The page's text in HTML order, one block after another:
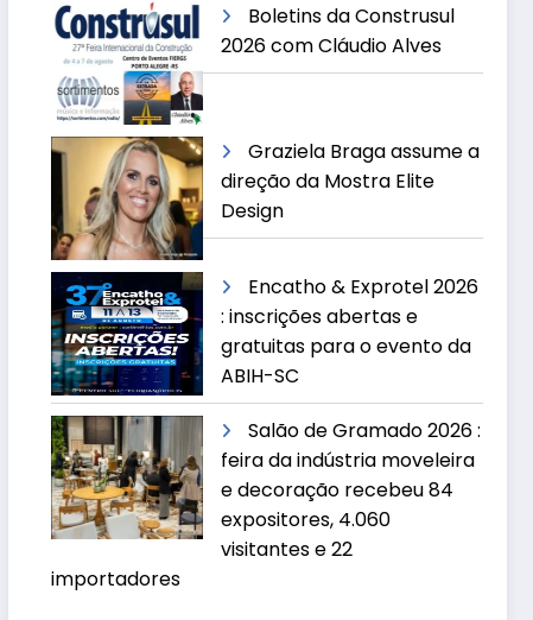
Boletins da Construsul
2026 com Cláudio Alves
Graziela Braga assume a
direção da Mostra Elite
Design
Encatho & Exprotel 2026
: inscrições abertas e
gratuitas para o evento da
ABIH-SC
Salão de Gramado 2026 :
feira da indústria moveleira
e decoração recebeu 84
expositores, 4.060
visitantes e 22
importadores